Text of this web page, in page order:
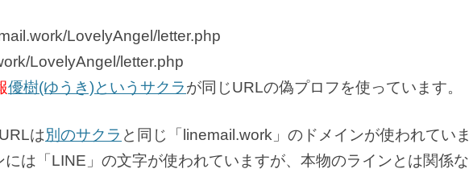
LovelyAngel/letter.php
LovelyAngel/letter.php
優樹(ゆうき)というサクラが同じURLの偽プロフを使っています。
は別のサクラ と同じ「linemail.work」のドメインが使われていま
には「LINE」の文字が使われていますが、本物のラインとは関係な